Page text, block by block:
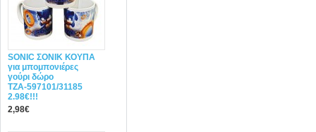
SONIC ΣΟΝΙΚ ΚΟΥΠΑ
για μπομπονιέρες
γούρι δώρο
ΤΖΑ-597101/31185
2.98€!!!
2,98€